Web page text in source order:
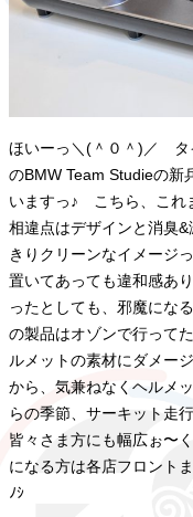
ほいーっ＼(＾０＾)／ タ
のBMW Team Studieの新
いますっ♪ こちら、これ
相違点はデザインと消臭
きりクリーンなイメージ
置いてあっても違和感あ
ったとしても、邪魔にな
の製品はオゾンで行って
ルメットの素材にダメー
から、気兼ねなくヘルメ
らの季節、サーキット走
皆々さま方にも幅広ぉ〜
になる方は各店フロント
ﾉｼ